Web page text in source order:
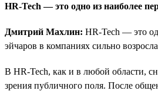
HR-Tech — это одно из наиболее
Дмитрий Махлин: HR-Tech — это
эйчаров в компаниях сильно
В HR-Tech, как и в любой области,
зрения публичного поля. После